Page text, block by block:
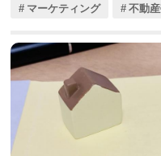
や強みが、不動産者にとって
サイト10選をご紹介します。
提携先選定の参考としてくださ
マーケティング
不動